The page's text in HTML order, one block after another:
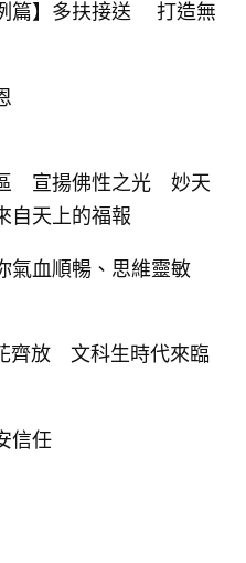
篇】多扶接送 打造無
宣揚佛性之光 妙天
天上的福報
血順暢、思維靈敏
齊放 文科生時代來臨
信任